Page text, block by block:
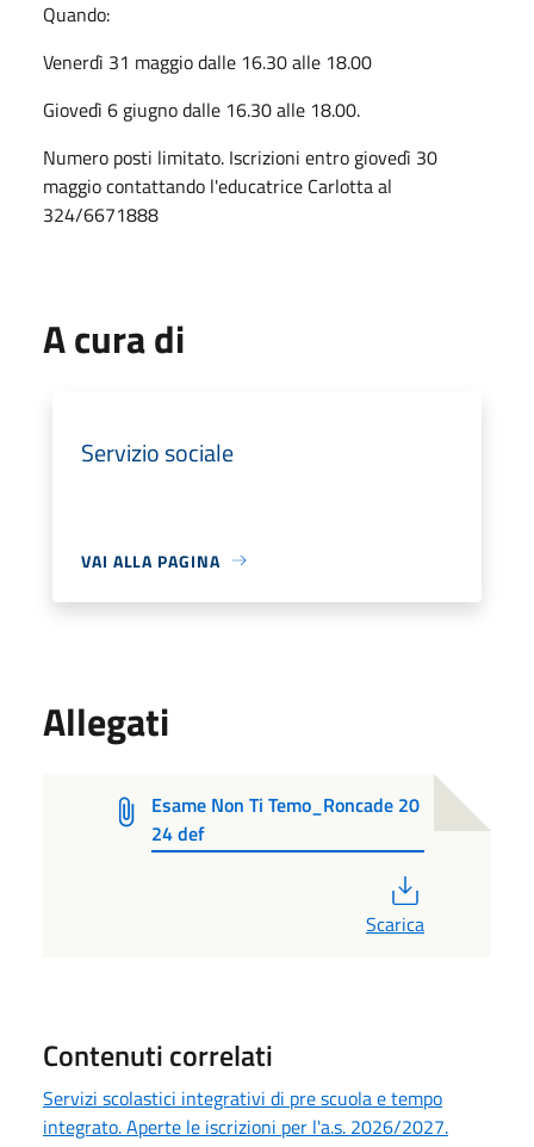
Quando:
Venerdì 31 maggio dalle 16.30 alle 18.00
Giovedì 6 giugno dalle 16.30 alle 18.00.
Numero posti limitato. Iscrizioni entro giovedì 30
maggio contattando l'educatrice Carlotta al
324/6671888
A cura di
Servizio sociale
VAI ALLA PAGINA
Allegati
Esame Non Ti Temo_Roncade 20
24 def
Scarica
Contenuti correlati
Servizi scolastici integrativi di pre scuola e tempo
integrato. Aperte le iscrizioni per l'a.s. 2026/2027.